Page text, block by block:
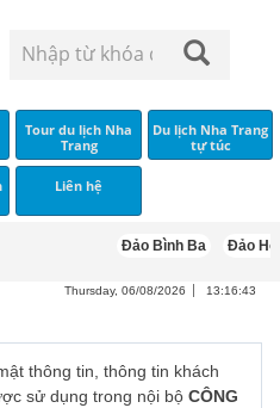
Tour du lịch Nha
Trang
Du lịch Nha Trang
tự túc
Liên hệ
Đảo Bình Ba Đảo
Thursday, 06/08/2026 13:16:44
thông tin, thông tin khách
sử dụng trong nội bộ CÔNG